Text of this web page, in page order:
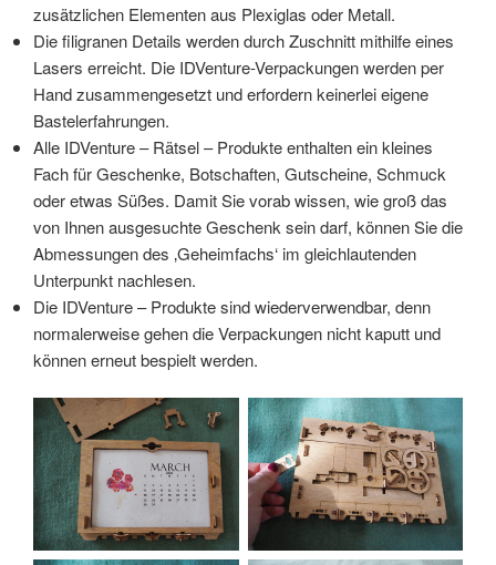
zusätzlichen Elementen aus Plexiglas oder Metall.
Die filigranen Details werden durch Zuschnitt mithilfe eines
Lasers erreicht. Die IDVenture-Verpackungen werden per
Hand zusammengesetzt und erfordern keinerlei eigene
Bastelerfahrungen.
Alle IDVenture – Rätsel – Produkte enthalten ein kleines
Fach für Geschenke, Botschaften, Gutscheine, Schmuck
oder etwas Süßes. Damit Sie vorab wissen, wie groß das
von Ihnen ausgesuchte Geschenk sein darf, können Sie die
Abmessungen des ‚Geheimfachs‘ im gleichlautenden
Unterpunkt nachlesen.
Die IDVenture – Produkte sind wiederverwendbar, denn
normalerweise gehen die Verpackungen nicht kaputt und
können erneut bespielt werden.